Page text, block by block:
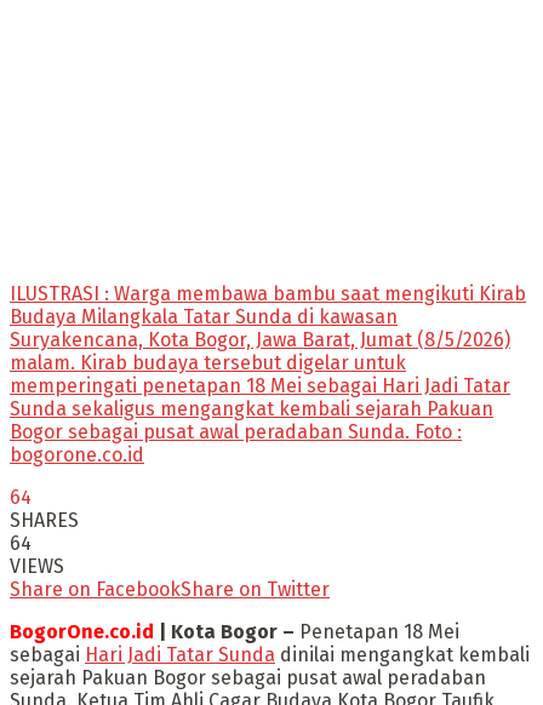
ILUSTRASI : Warga membawa bambu saat mengikuti Kirab
Budaya Milangkala Tatar Sunda di kawasan
Suryakencana, Kota Bogor, Jawa Barat, Jumat (8/5/2026)
malam. Kirab budaya tersebut digelar untuk
memperingati penetapan 18 Mei sebagai Hari Jadi Tatar
Sunda sekaligus mengangkat kembali sejarah Pakuan
Bogor sebagai pusat awal peradaban Sunda. Foto :
bogorone.co.id
64
SHARES
64
VIEWS
Share on FacebookShare on Twitter
BogorOne.co.id | Kota Bogor – Penetapan 18 Mei
sebagai Hari Jadi Tatar Sunda dinilai mengangkat kembali
sejarah Pakuan Bogor sebagai pusat awal peradaban